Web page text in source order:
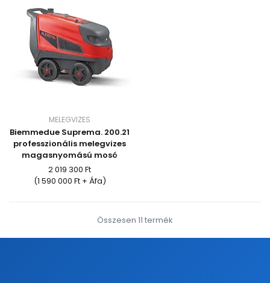
MELEGVIZES
Biemmedue Suprema. 200.21
professzionális melegvizes
magasnyomású mosó
2 019 300 Ft
(1 590 000 Ft + Áfa)
Összesen 11 termék